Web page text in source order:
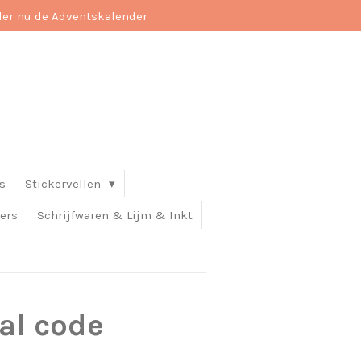
nu de Adventskalender
Stickervellen
Schrijfwaren & Lijm & Inkt
code